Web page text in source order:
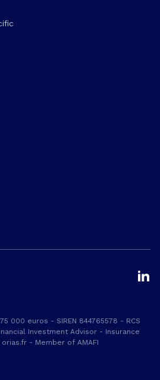
000 euros - SIREN 844765578 - RCS
Investment Advisor - Insurance
orias.fr - Member of AMAFI